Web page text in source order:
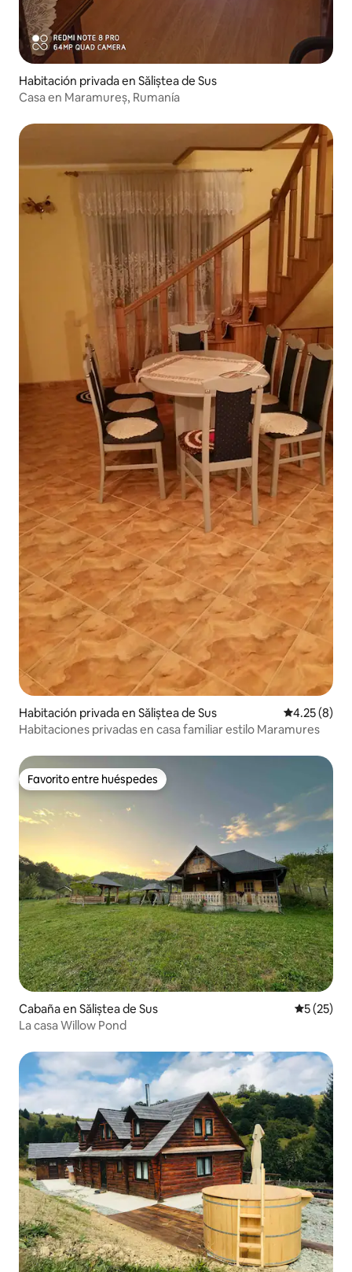
Habitación privada en Săliștea de Sus
Casa en Maramureș, Rumanía
Habitación privada en Săliștea de Sus Calificación
4.25 (8)
Habitaciones privadas en casa familiar estilo Maramures
Favorito entre huéspedes
Favorito entre huéspedes
Cabaña en Săliștea de Sus
5 (25)
La casa Willow Pond